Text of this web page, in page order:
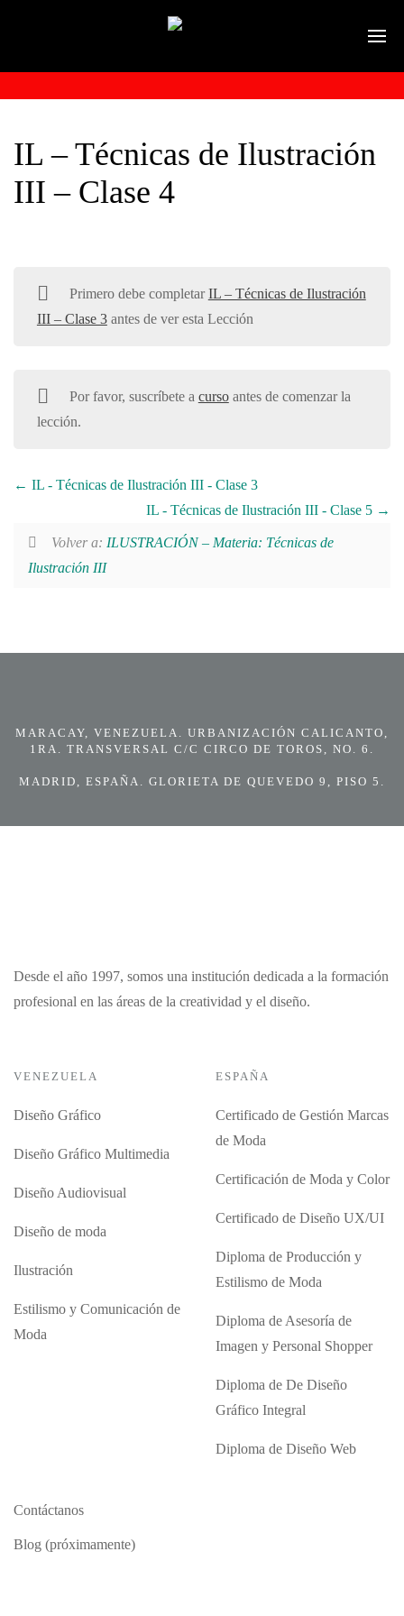
IL – Técnicas de Ilustración
III – Clase 4
Primero debe completarIL – Técnicas de Ilustración
III – Clase 3antes de ver esta Lección
Por favor, suscríbete a cursoantes de comenzar la
lección.
IL - Técnicas de Ilustración III - Clase 3
IL - Técnicas de Ilustración III - Clase 5
Volver a: ILUSTRACIÓN – Materia: Técnicas de
Ilustración III
MARACAY, VENEZUELA. URBANIZACIÓN CALICANTO,
1RA. TRANSVERSAL C/C CIRCO DE TOROS, NO. 6.
MADRID, ESPAÑA. GLORIETA DE QUEVEDO 9, PISO 5.
Desde el año 1997, somos una institución dedicada a la formación
profesional en las áreas de la creatividad y el diseño.
VENEZUELA
Diseño Gráfico
Diseño Gráfico Multimedia
Diseño Audiovisual
Diseño de moda
Ilustración
Estilismo y Comunicación de
Moda
ESPAÑA
Certificado de Gestión Marcas
de Moda
Certificación de Moda y Color
Certificado de Diseño UX/UI
Diploma de Producción y
Estilismo de Moda
Diploma de Asesoría de
Imagen y Personal Shopper
Diploma de De Diseño
Gráfico Integral
Diploma de Diseño Web
Contáctanos
Blog (próximamente)